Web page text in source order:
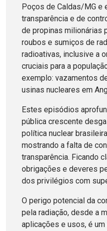
Poços de Caldas/MG e
transparência e de
de propinas milionárias
roubos e sumiços de
radioativas, inclusive a
cruciais para a
exemplo: vazamentos
usinas nucleares em
Estes episódios
pública crescente
política nuclear
mostrando a falta de
transparência. Ficando
obrigações e deveres
dos privilégios com
O perigo potencial da
pela radiação, desde a
aplicações e usos, é